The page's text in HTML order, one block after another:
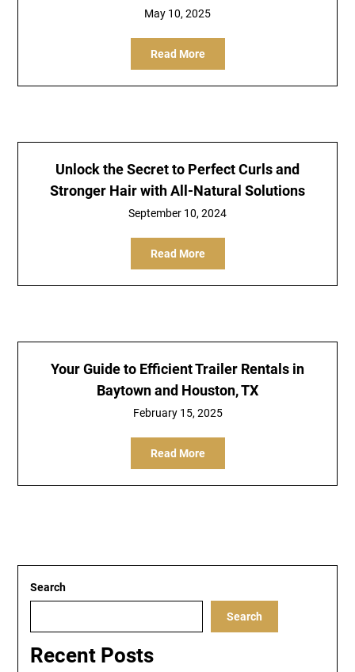
May 10, 2025
Read More
Unlock the Secret to Perfect Curls and
Stronger Hair with All-Natural Solutions
September 10, 2024
Read More
Your Guide to Efficient Trailer Rentals in
Baytown and Houston, TX
February 15, 2025
Read More
Search
Search
Recent Posts